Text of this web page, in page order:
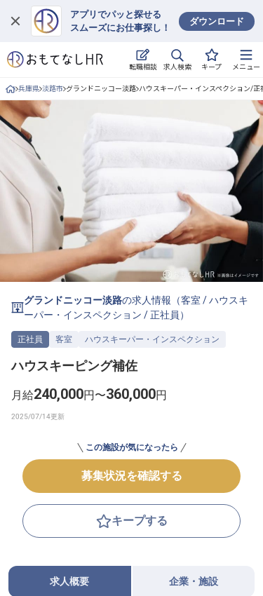
アプリでパッと探せる
スムーズにお仕事探し！
ダウンロード
転職相談 求人検索 キープ メニュー
ログイン
求人・施設を探す
キープした求人
就職・転職 合同説明会
おもてなしHRについて
ご利用の流れ
よくある質問
ホテル・宿泊業界情報コラム
無料 転職サポートに申し込む
採用をお考えの企業様へ
兵庫県 淡路市 グランドニッコー淡路 ハウスキーパー・インスペクション/正
グランドニッコー淡路の求人情報（客室 /ハウスキ
ーパー・インスペクション /正社員 ）
正社員 客室 ハウスキーパー・インスペクション
ハウスキーピング補佐
月給240,000円〜360,000円
この施設が気になったら
募集状況を確認する
キープする
求人概要 企業・施設